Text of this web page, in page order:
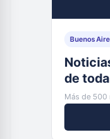
Buenos
de
Más de